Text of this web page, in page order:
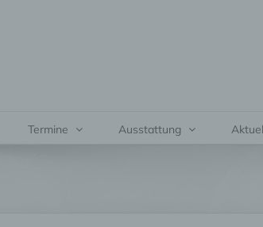
Termine Ausstattung